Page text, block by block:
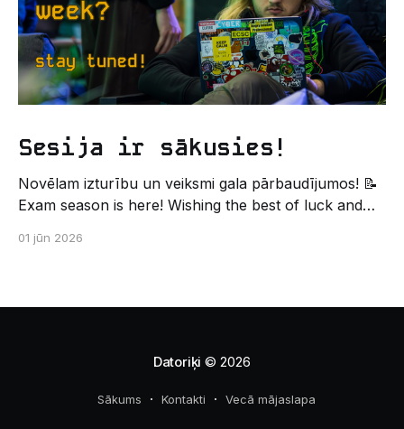
Sesija ir sākusies!
Novēlam izturību un veiksmi gala pārbaudījumos! 📝
Exam season is here! Wishing the best of luck and
pašpārvaldes komunikācijas virziens
01 jūn 2026
Datoriķi © 2026
Sākums Kontakti Vecā mājaslapa